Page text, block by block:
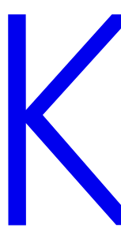
Aller